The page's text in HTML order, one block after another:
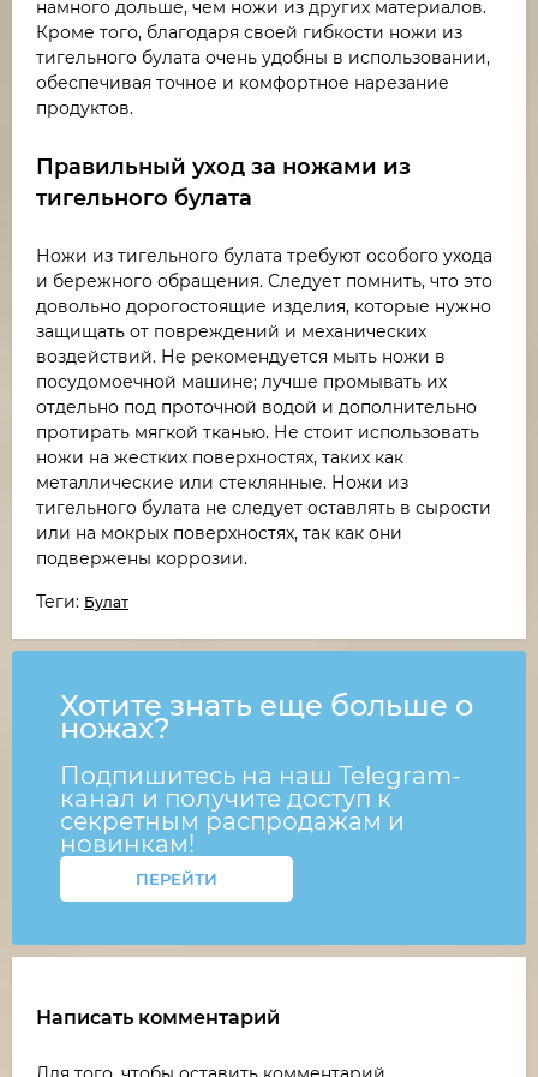
намного дольше, чем ножи из других материалов.
Кроме того, благодаря своей гибкости ножи из
тигельного булата очень удобны в использовании,
обеспечивая точное и комфортное нарезание
продуктов.
Правильный уход за ножами из
тигельного булата
Ножи из тигельного булата требуют особого ухода
и бережного обращения. Следует помнить, что это
довольно дорогостоящие изделия, которые нужно
защищать от повреждений и механических
воздействий. Не рекомендуется мыть ножи в
посудомоечной машине; лучше промывать их
отдельно под проточной водой и дополнительно
протирать мягкой тканью. Не стоит использовать
ножи на жестких поверхностях, таких как
металлические или стеклянные. Ножи из
тигельного булата не следует оставлять в сырости
или на мокрых поверхностях, так как они
подвержены коррозии.
Теги: Булат
Хотите знать еще больше о
ножах?
Подпишитесь на наш Telegram-
канал и получите доступ к
секретным распродажам и
новинкам!
ПЕРЕЙТИ
Написать комментарий